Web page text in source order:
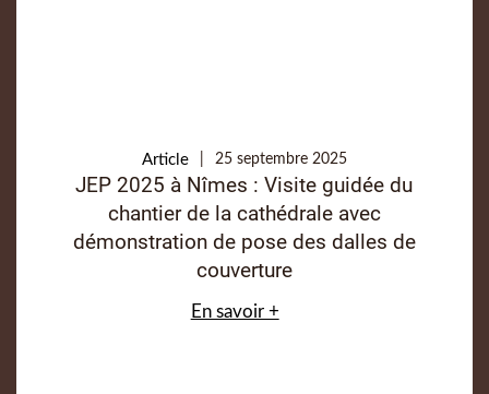
25 septembre 2025
Article
JEP 2025 à Nîmes : Visite guidée du
chantier de la cathédrale avec
démonstration de pose des dalles de
couverture
En savoir +